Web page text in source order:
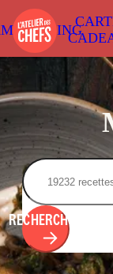
RECHERCHER